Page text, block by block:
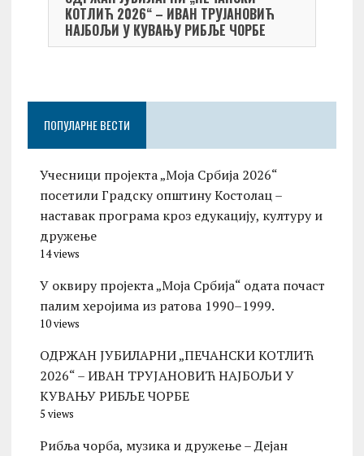
КОТЛИЋ 2026“ – ИВАН ТРУЈАНОВИЋ
НАЈБОЉИ У КУВАЊУ РИБЉЕ ЧОРБЕ
ПОПУЛАРНЕ ВЕСТИ
Учесници пројекта „Моја Србија 2026“
посетили Градску општину Костолац –
наставак програма кроз едукацију, културу и
дружење
14 views
У оквиру пројекта „Моја Србија“ одата почаст
палим херојима из ратова 1990–1999.
10 views
ОДРЖАН ЈУБИЛАРНИ „ПЕЧАНСКИ КОТЛИЋ
2026“ – ИВАН ТРУЈАНОВИЋ НАЈБОЉИ У
КУВАЊУ РИБЉЕ ЧОРБЕ
5 views
Рибља чорба, музика и дружење – Дејан